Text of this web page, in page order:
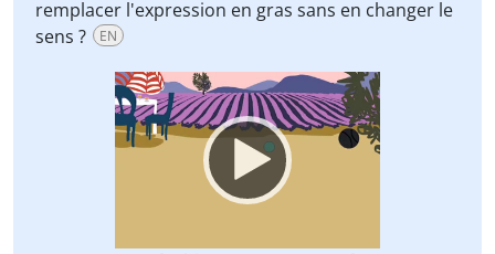
remplacer l'expression en gras sans en changer le
sens ?
EN
Video
Player